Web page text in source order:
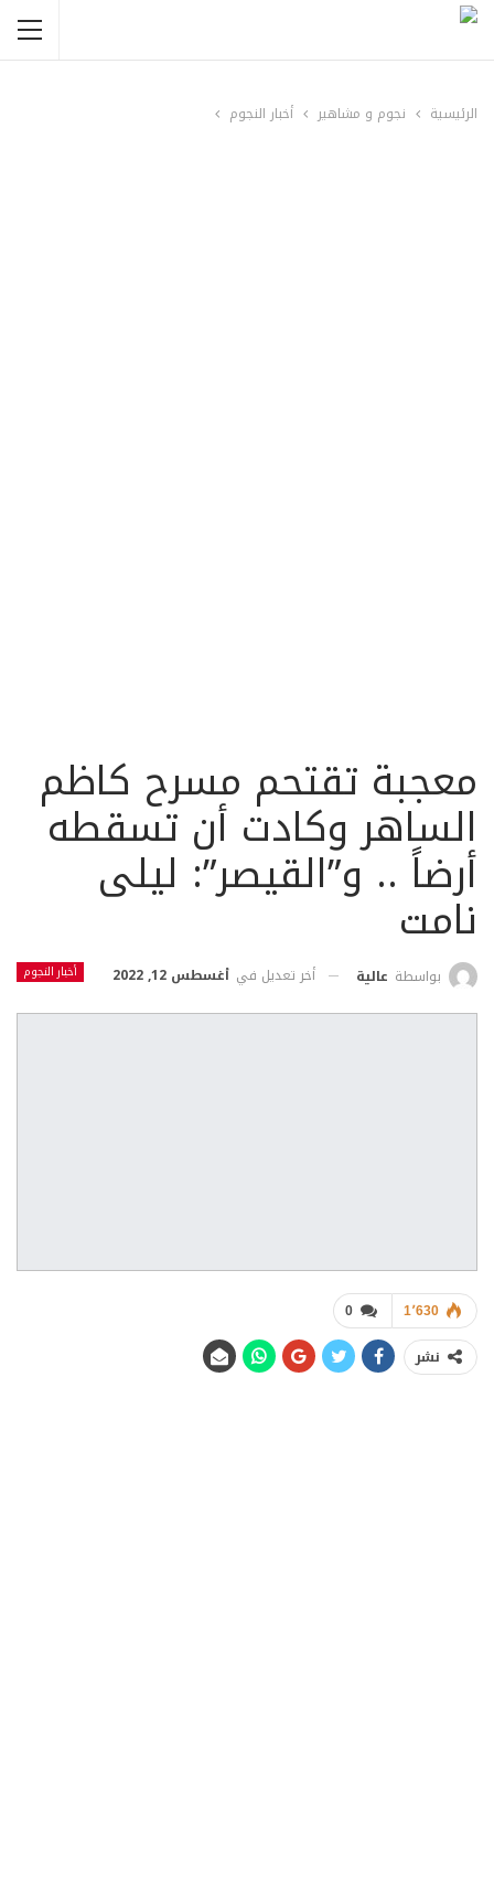
الرئيسية نجوم و مشاهير أخبار النجوم
معجبة تقتحم مسرح كاظم
الساهر وكادت أن تسقطه
أرضاً .. و”القيصر”: ليلى
نامت
أخبار النجوم بواسطة عالية أخر تعديل في أغسطس 12, 2022
0 1٬630
نشر